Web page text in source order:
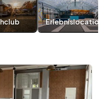
Erlebnislocation